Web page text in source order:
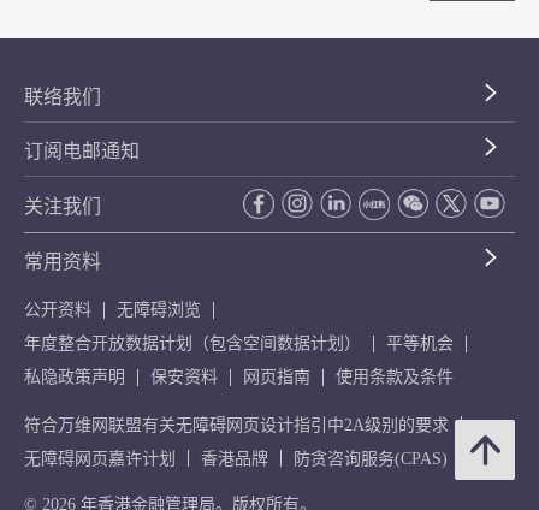
联络我们
订阅电邮通知
关注我们
常用资料
公开资料
无障碍浏览
年度整合开放数据计划（包含空间数据计划）
平等机会
私隐政策声明
保安资料 网页指南 使用条款及条件
符合万维网联盟有关无障碍网页设计指引中2A级别的要求
无障碍网页嘉许计划
香港品牌 防贪咨询服务(CPAS)
© 2026 年香港金融管理局。版权所有。